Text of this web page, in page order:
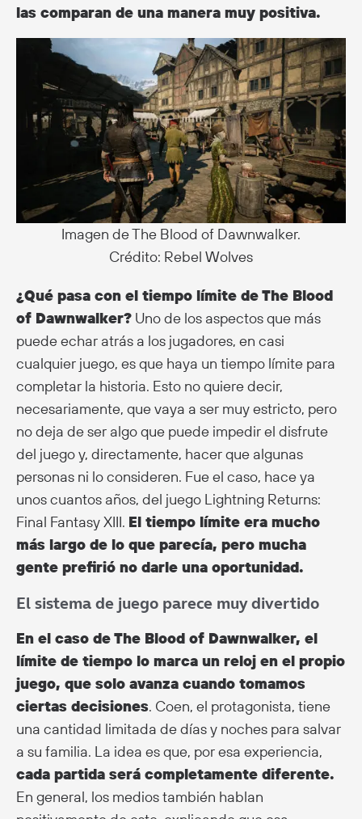
las comparan de una manera muy positiva.
Imagen de The Blood of Dawnwalker.
Crédito: Rebel Wolves
¿Qué pasa con el tiempo límite de The Blood
of Dawnwalker? Uno de los aspectos que más
puede echar atrás a los jugadores, en casi
cualquier juego, es que haya un tiempo límite para
completar la historia. Esto no quiere decir,
necesariamente, que vaya a ser muy estricto, pero
no deja de ser algo que puede impedir el disfrute
del juego y, directamente, hacer que algunas
personas ni lo consideren. Fue el caso, hace ya
unos cuantos años, del juego Lightning Returns:
Final Fantasy XIII. El tiempo límite era mucho
más largo de lo que parecía, pero mucha
gente prefirió no darle una oportunidad.
El sistema de juego parece muy divertido
En el caso de The Blood of Dawnwalker, el
límite de tiempo lo marca un reloj en el propio
juego, que solo avanza cuando tomamos
ciertas decisiones. Coen, el protagonista, tiene
una cantidad limitada de días y noches para salvar
a su familia. La idea es que, por esa experiencia,
cada partida será completamente diferente.
En general, los medios también hablan